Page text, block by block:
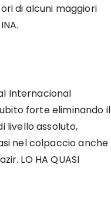
di alcuni maggiori
Internacional
forte eliminando il
livello assoluto,
nel colpaccio anche
LO HA QUASI